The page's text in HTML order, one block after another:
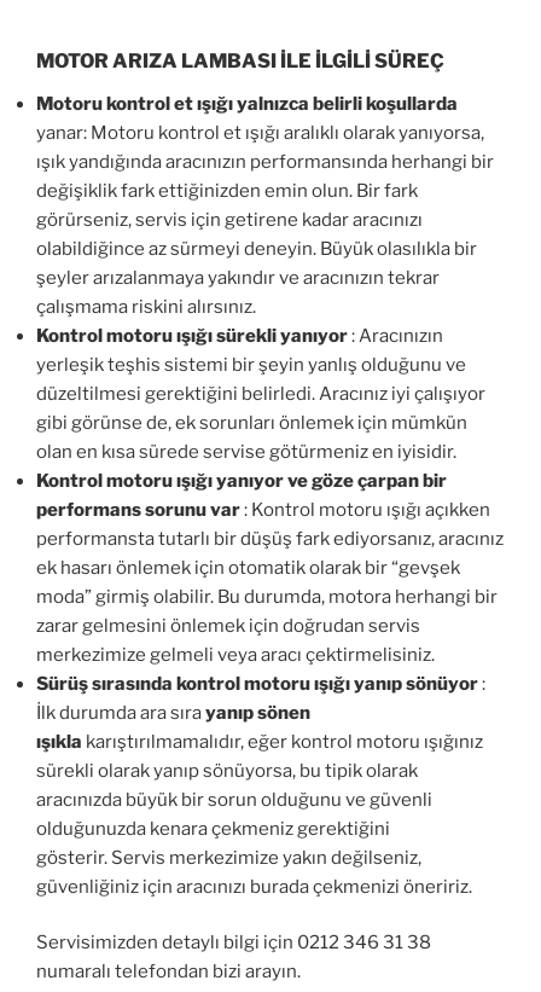
MOTOR ARIZA LAMBASI İLE İLGİLİ SÜREÇ
Motoru kontrol et ışığı yalnızca belirli koşullarda
yanar: Motoru kontrol et ışığı aralıklı olarak yanıyorsa,
ışık yandığında aracınızın performansında herhangi bir
değişiklik fark ettiğinizden emin olun. Bir fark
görürseniz, servis için getirene kadar aracınızı
olabildiğince az sürmeyi deneyin. Büyük olasılıkla bir
şeyler arızalanmaya yakındır ve aracınızın tekrar
çalışmama riskini alırsınız.
Kontrol motoru ışığı sürekli yanıyor: Aracınızın
yerleşik teşhis sistemi bir şeyin yanlış olduğunu ve
düzeltilmesi gerektiğini belirledi. Aracınız iyi çalışıyor
gibi görünse de, ek sorunları önlemek için mümkün
olan en kısa sürede servise götürmeniz en iyisidir.
Kontrol motoru ışığı yanıyor ve göze çarpan bir
performans sorunu var: Kontrol motoru ışığı açıkken
performansta tutarlı bir düşüş fark ediyorsanız, aracınız
ek hasarı önlemek için otomatik olarak bir “gevşek
moda” girmiş olabilir. Bu durumda, motora herhangi bir
zarar gelmesini önlemek için doğrudan servis
merkezimize gelmeli veya aracı çektirmelisiniz.
Sürüş sırasında kontrol motoru ışığı yanıp sönüyor:
İlk durumda ara sırayanıp sönen
ışıkla karıştırılmamalıdır, eğer kontrol motoru ışığınız
sürekli olarak yanıp sönüyorsa, bu tipik olarak
aracınızda büyük bir sorun olduğunu ve güvenli
olduğunuzda kenara çekmeniz gerektiğini
gösterir. Servis merkezimize yakın değilseniz,
güvenliğiniz için aracınızı burada çekmenizi öneririz.
Servisimizden detaylı bilgi için 0212 346 31 38
numaralı telefondan bizi arayın.